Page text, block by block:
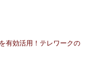
有効活用！テレワークの